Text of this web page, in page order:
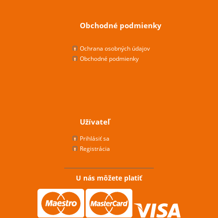
Obchodné podmienky
Ochrana osobných údajov
Obchodné podmienky
Užívateľ
Prihlásiť sa
Registrácia
U nás môžete platiť